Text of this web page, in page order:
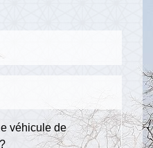
véhicule de